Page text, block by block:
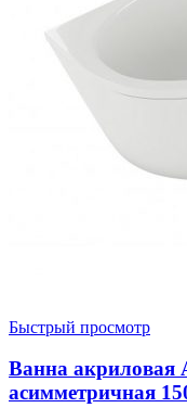
Быстрый просмотр
Ванна акриловая
асимметричная